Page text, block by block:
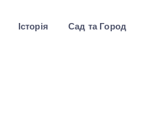
Історія Сад та Город